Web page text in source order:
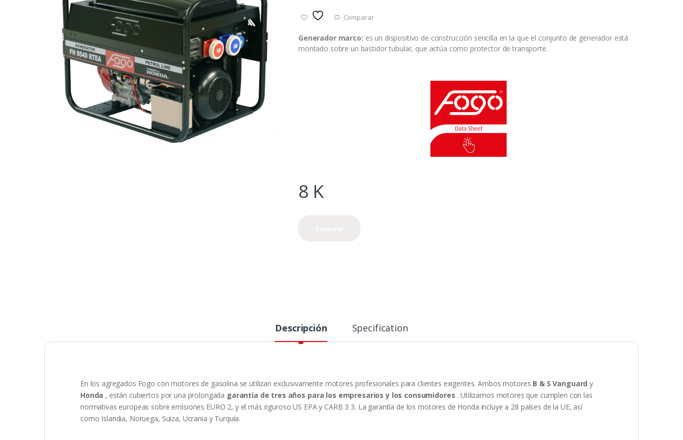
Comparar
Generador marco: es un dispositivo de construcción sencilla en la que el conjunto de generador está
montado sobre un bastidor tubular, que actúa como protector de transporte.
8 K
Descripción Specification
En los agregados Fogo con motores de gasolina se utilizan exclusivamente motores profesionales para clientes exigentes.Ambos motores B & S Vanguard y
Honda , están cubiertos por una prolongada garantía de tres años para los empresarios y los consumidores .Utilizamos motores que cumplen con las
normativas europeas sobre emisiones EURO 2, y el más riguroso US EPA y CARB 3 3. La garantía de los motores de Honda incluye a 28 países de la UE, así
como Islandia, Noruega, Suiza, Ucrania y Turquía.